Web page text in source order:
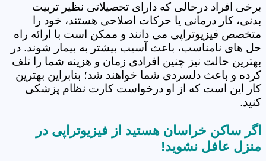
برخی افراد درحالی که دارای تحصیلاتی نظیر تربیت
بدنی، کار درمانی یا حرکات اصلاحی هستند، خود را
متخصص فیزیوتراپی می دانند و ممکن است با ارائه راه
حل های نامناسب، باعث آسیب بیشتر به بیمار شوند. در
بهترین حالت نیز چنین افرادی زمان و هزینه شما را تلف
کرده و باعث دلسردی شما خواهند شد؛ بنابراین بهترین
کار این است که از او درخواست کارت نظام پزشکی
کنید.
اگر ساکن خراسان هستید از فیزیوتراپی در
منزل عافل نشوید!